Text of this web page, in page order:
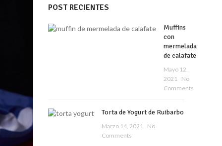
POST RECIENTES
Muffins
con
mermelada
de calafate
Mayo 12,
2021
No
Comments
Torta de Yogurt de Ruibarbo
Marzo 14, 2021
No
Comments